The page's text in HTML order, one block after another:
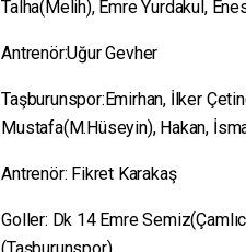
Talha(Melih), Emre Yurdakul,
Antrenör:Uğur Gevher
Taşburunspor:Emirhan, İlker
Mustafa(M.Hüseyin), Hakan,
Antrenör: Fikret Karakaş
Goller: Dk 14 Emre